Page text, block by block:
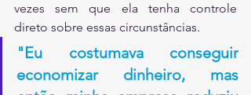
vezes sem que ela tenha controle
direto sobre essas circunstâncias.
"Eu costumava conseguir
economizar dinheiro, mas